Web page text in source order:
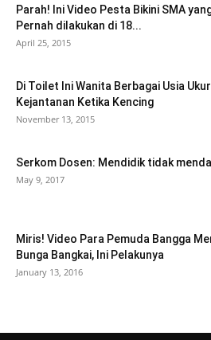
Parah! Ini Video Pesta Bikini SMA
Pernah dilakukan di 18...
April 25, 2015
Di Toilet Ini Wanita Berbagai Usia
Kejantanan Ketika Kencing
November 13, 2015
Serkom Dosen: Mendidik tidak
May 9, 2017
Miris! Video Para Pemuda Bangga
Bunga Bangkai, Ini Pelakunya
January 13, 2016